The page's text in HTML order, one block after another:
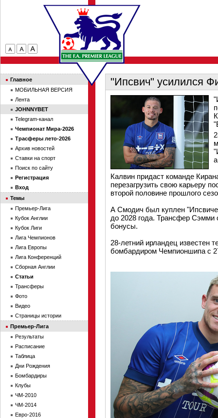
"Ипсвич" усилился
Калвин придаст команде
перезагрузить свою карьеру
второй половине прошлого
А Смодич был куплен
до 2028 года. Трансфер Сэмми
бонусы.
28-летний ирландец известен
бомбардиром Чемпионшипа с
Главное
МОБИЛЬНАЯ ВЕРСИЯ
Лента
JOHNNYBET
Telegram-канал
Чемпионат Мира-2026
Трасферы лето-2026
Архив новостей
Ставки на спорт
Поиск по сайту
Регистрация
Вход
Темы
Премьер-Лига
Кубок Англии
Кубок Лиги
Лига Чемпионов
Лига Европы
Лига Конференций
Сборная Англии
Статьи
Трансферы
Фото
Видео
Страницы истории
Премьер-Лига
Результаты
Расписание
Таблица
Дни Рождения
Бомбардиры
Клубы
ЧМ-2010
ЧМ-2014
Евро-2016